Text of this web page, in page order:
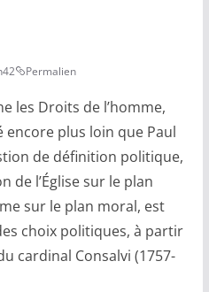
Permalien
les Droits de l’homme,
encore plus loin que Paul
de définition politique,
de l’Église sur le plan
sur le plan moral, est
choix politiques, à partir
cardinal Consalvi (1757-